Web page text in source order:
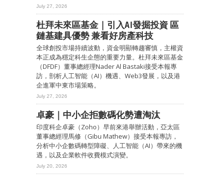
July 27, 2026
杜拜未來區基金｜引入AI發掘投資 區
鏈基建具優勢 兼看好房產科技
全球創投市場持續波動，資金明顯轉趨審慎，主權資
本正成為穩定科生企態的重要力量。杜拜未來區基金
（DFDF）董事總經理Nader Al Bastaki接受本報專
訪，剖析人工智能（AI）機遇、Web3發展，以及港
企進軍中東市場策略。
July 27, 2026
卓豪｜中小企拒數碼化勢遭淘汰
印度科企卓豪（Zoho）早前來港舉辦活動，亞太區
董事總經理馬修（Gibu Mathew）接受本報專訪，
分析中小企數碼轉型障礙、人工智能（AI）帶來的機
遇，以及企業軟件收費模式演變。
July 20, 2026